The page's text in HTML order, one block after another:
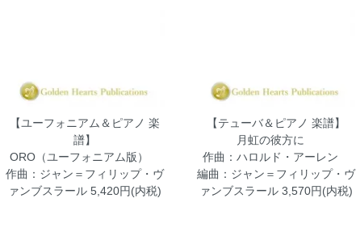
【ユーフォニアム＆ピアノ 楽
譜】
ORO（ユーフォニアム版）
作曲：ジャン＝フィリップ・ヴ
ァンブスラール 5,420円(内税)
【テューバ＆ピアノ 楽譜】
月虹の彼方に
作曲：ハロルド・アーレン
編曲：ジャン＝フィリップ・ヴ
ァンブスラール3,570円(内税)